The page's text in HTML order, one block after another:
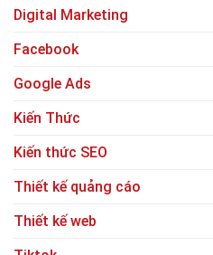
Digital Marketing
Facebook
Google Ads
Kiến Thức
Kiến thức SEO
Thiết kế quảng cáo
Thiết kế web